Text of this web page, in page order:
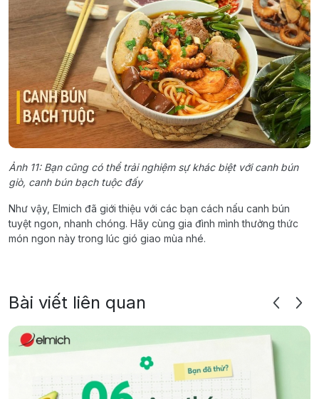
Ảnh 11: Bạn cũng có thể trải nghiệm sự khác biệt với canh bún
giò, canh bún bạch tuộc đấy
Như vậy, Elmich đã giới thiệu với các bạn cách nấu canh bún
tuyệt ngon, nhanh chóng. Hãy cùng gia đình mình thưởng thức
món ngon này trong lúc gió giao mùa nhé.
Bài viết liên quan